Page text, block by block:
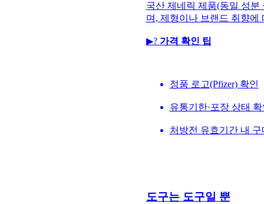
국산 제네릭 제품(동일 성분
며, 제형이나 브랜드 취향에
▶? 가격 확인 팁
정품 로고(Pfizer) 확인
유통기한·포장 상태 확
처방전 유효기간 내 구
도구는 도구일 뿐